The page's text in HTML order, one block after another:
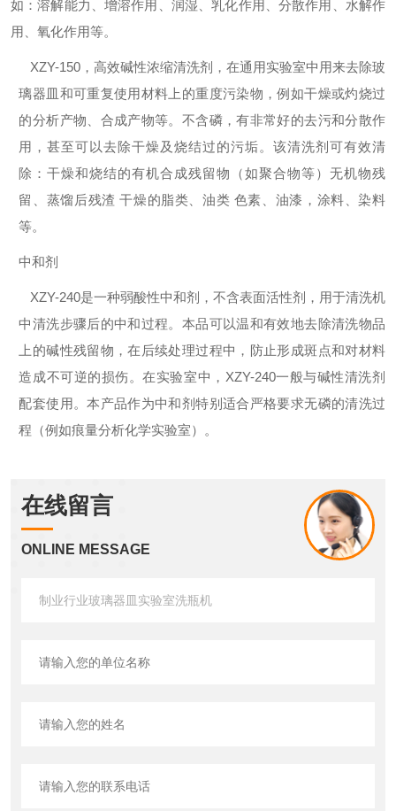
如：溶解能力、增溶作用、润湿、乳化作用、分散作用、水解作
用、氧化作用等。
XZY-150，高效碱性浓缩清洗剂，在通用实验室中用来去除玻
璃器皿和可重复使用材料上的重度污染物，例如干燥或灼烧过
的分析产物、合成产物等。不含磷，有非常好的去污和分散作
用，甚至可以去除干燥及烧结过的污垢。该清洗剂可有效清
除：干燥和烧结的有机合成残留物（如聚合物等）无机物残
留、蒸馏后残渣 干燥的脂类、油类 色素、油漆，涂料、染料
等。
中和剂
XZY-240是一种弱酸性中和剂，不含表面活性剂，用于清洗机
中清洗步骤后的中和过程。本品可以温和有效地去除清洗物品
上的碱性残留物，在后续处理过程中，防止形成斑点和对材料
造成不可逆的损伤。在实验室中，XZY-240一般与碱性清洗剂
配套使用。本产品作为中和剂特别适合严格要求无磷的清洗过
程（例如痕量分析化学实验室）。
在线留言
ONLINE MESSAGE